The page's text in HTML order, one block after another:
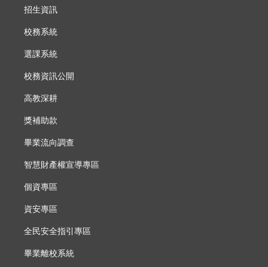
招生資訊
校務系統
選課系統
校務資訊公開
高教深耕
獎補助款
畢業流向調查
智慧財產權宣導專區
個資專區
資安專區
全民安全指引專區
畢業離校系統